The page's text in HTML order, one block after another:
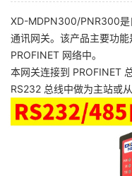
XD-MDPN300/PNR300是
通讯网关。该产品主要功
PROFINET 网络中。
本网关连接到 PROFINET
RS232 总线中做为主站或从